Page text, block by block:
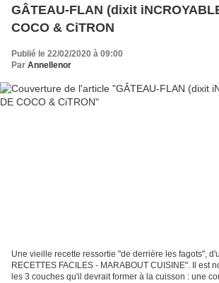
GÂTEAU-FLAN (dixit
COCO & CiTRON
Publié le 22/02/2020 à 09:00
Par Annellenor
Une vieille recette ressortie "de derrière les fagots",
RECETTES FACILES - MARABOUT CUISINE". Il est
les 3 couches qu'il devrait former à la cuisson : une